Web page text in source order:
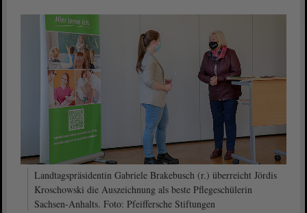
Landtagspräsidentin Gabriele Brakebusch (r.) überreicht Jördis
Kroschowski die Auszeichnung als beste Pflegeschülerin
Sachsen-Anhalts. Foto: Pfeiffersche Stiftungen